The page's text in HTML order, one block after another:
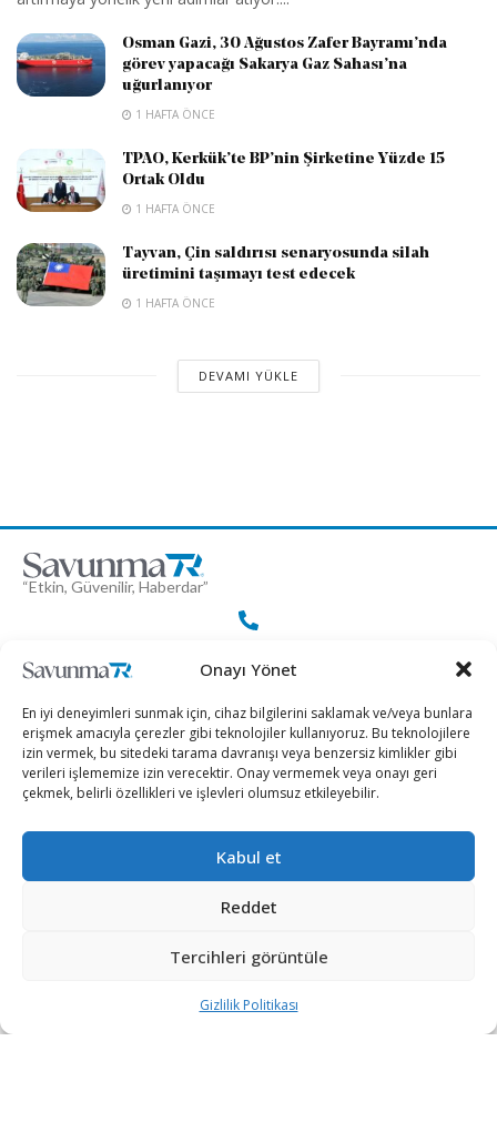
Onayı Yönet
En iyi deneyimleri sunmak için, cihaz bilgilerini saklamak ve/veya bunlara
erişmek amacıyla çerezler gibi teknolojiler kullanıyoruz. Bu teknolojilere
izin vermek, bu sitedeki tarama davranışı veya benzersiz kimlikler gibi
verileri işlememize izin verecektir. Onay vermemek veya onayı geri
çekmek, belirli özellikleri ve işlevleri olumsuz etkileyebilir.
Kabul et
Reddet
Tercihleri görüntüle
Gizlilik Politikası
Osman Gazi, 30 Ağustos Zafer Bayramı’nda
görev yapacağı Sakarya Gaz Sahası’na
uğurlanıyor
1 HAFTA ÖNCE
TPAO, Kerkük’te BP’nin Şirketine Yüzde 15
Ortak Oldu
1 HAFTA ÖNCE
Tayvan, Çin saldırısı senaryosunda silah
üretimini taşımayı test edecek
1 HAFTA ÖNCE
DEVAMI YÜKLE
“Etkin, Güvenilir, Haberdar”
+90 530 308 17 96
iletisim@savunmatr.com
2026 © Savunma TR. Tüm Hakları Saklıdır.
Siber Güvenlik
Teknoloji
Politika